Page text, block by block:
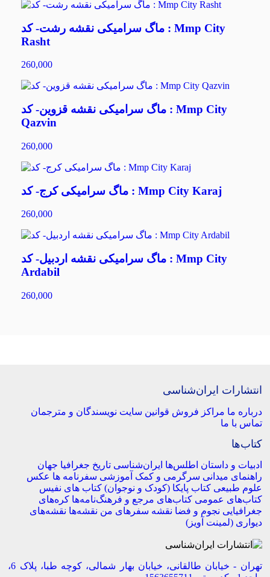
ماگ سرامیکی نقشه رشت- کد : Mmp City
Rasht
260,000
ماگ سرامیکی نقشه قزوین- کد : Mmp City
Qazvin
260,000
ماگ سرامیکی کرج- کد : Mmp City Karaj
260,000
ماگ سرامیکی نقشه اردبیل- کد : Mmp City
Ardabil
260,000
انتشارات ایران‌شناسی
درباره ما مراکز فروش قوانین سایت نویسندگان و مترجمان
تماس با ما
کتاب‌ها
ادبیات و داستان اطلس‌ها ایران‌شناسی تاریخ جغرافیا جهان
راهنمای میدانی سرگرمی و کمک آموزشی سفرنامه‌ ها عکس
علوم طبیعی کتاب‌ پایکا (کودک و نوجوان) کتاب های نفیس
کتاب‌های عمومی کتاب‌های مرجع و فرهنگ‌نامه‌ها کره‌های
جغرافیایی نجوم و فضا نقشه سفرهای من نقشه‌ها نقشه‌های
دیواری (لمینت آویز)
تهران - خیابان طالقانی، خیابان بهار شمالی، کوچه طبا، پلاک 6،